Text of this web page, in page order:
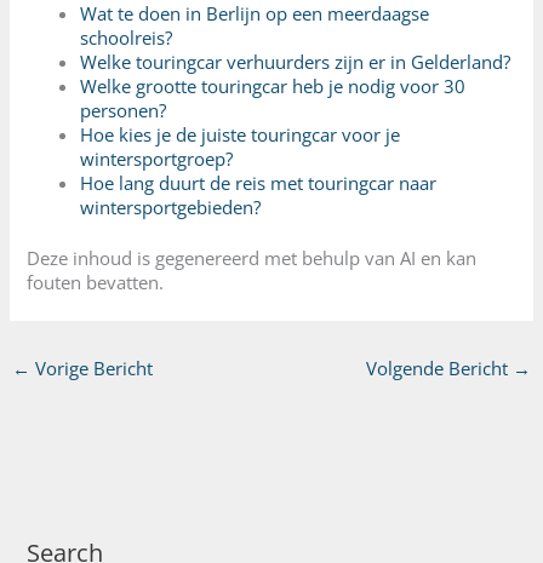
Wat te doen in Berlijn op een meerdaagse
schoolreis?
Welke touringcar verhuurders zijn er in Gelderland?
Welke grootte touringcar heb je nodig voor 30
personen?
Hoe kies je de juiste touringcar voor je
wintersportgroep?
Hoe lang duurt de reis met touringcar naar
wintersportgebieden?
Deze inhoud is gegenereerd met behulp van AI en kan
fouten bevatten.
← Vorige Bericht Volgende Bericht →
Search